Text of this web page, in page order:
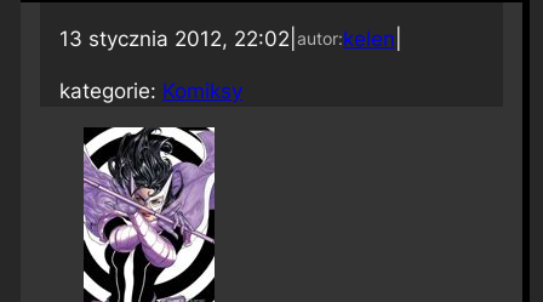
13 stycznia 2012, 22:02 autor:kelen
kategorie: Komiksy